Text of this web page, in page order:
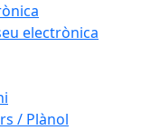
electrònica
/ Plànol